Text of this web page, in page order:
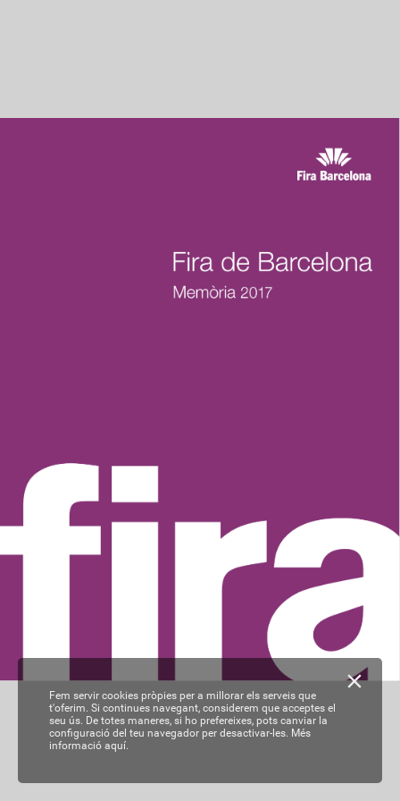
Fem servir cookies pròpies per a millorar els serveis que
t'oferim. Si continues navegant, considerem que acceptes el
seu ús. De totes maneres, si ho prefereixes, pots canviar la
configuració del teu navegador per desactivar-les. Més
informació aquí.